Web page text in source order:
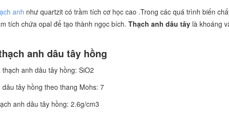
anh như quartzit có trầm tích cơ học cao .Trong các quá trình biến
tích chứa opal để tạo thành ngọc bích. Thạch anh dâu tây là khoáng
anh dâu tây hồng
anh dâu tây hồng: SiO2
tây hồng theo thang Mohs: 7
anh dâu tây hồng: 2.6g/cm3